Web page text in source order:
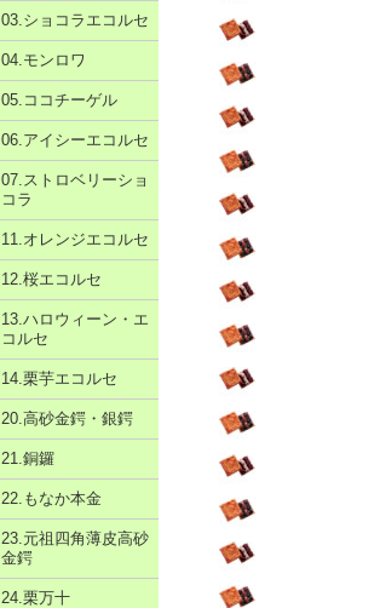
03.ショコラエコルセ
04.モンロワ
05.ココチーゲル
06.アイシーエコルセ
07.ストロベリーショ
コラ
11.オレンジエコルセ
12.桜エコルセ
13.ハロウィーン・エ
コルセ
14.栗芋エコルセ
20.高砂金鍔・銀鍔
21.銅鑼
22.もなか本金
23.元祖四角薄皮高砂
金鍔
24.栗万十